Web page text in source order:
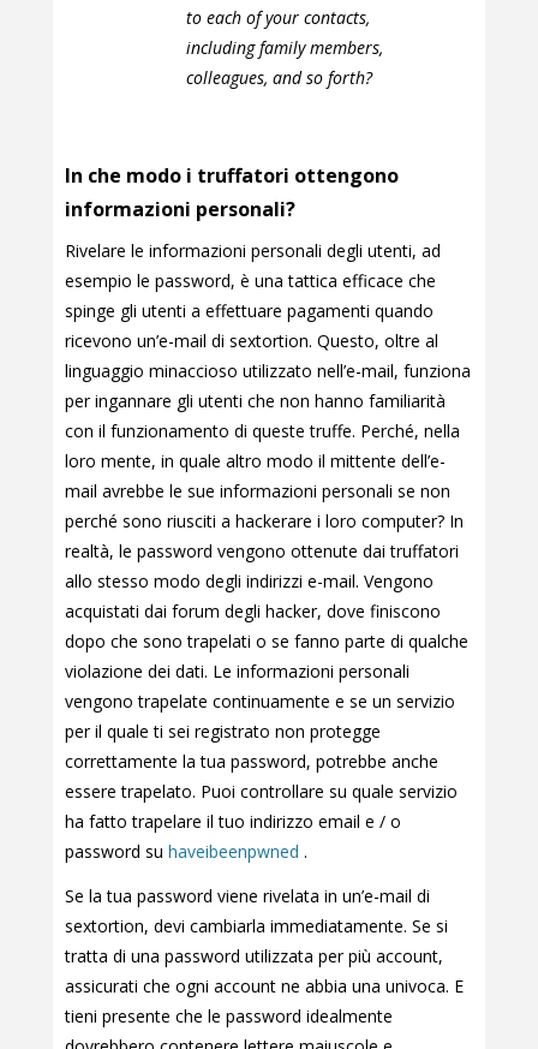
to each of your contacts,
including family members,
colleagues, and so forth?
In che modo i truffatori ottengono
informazioni personali?
Rivelare le informazioni personali degli utenti, ad
esempio le password, è una tattica efficace che
spinge gli utenti a effettuare pagamenti quando
ricevono un’e-mail di sextortion. Questo, oltre al
linguaggio minaccioso utilizzato nell’e-mail, funziona
per ingannare gli utenti che non hanno familiarità
con il funzionamento di queste truffe. Perché, nella
loro mente, in quale altro modo il mittente dell’e-
mail avrebbe le sue informazioni personali se non
perché sono riusciti a hackerare i loro computer? In
realtà, le password vengono ottenute dai truffatori
allo stesso modo degli indirizzi e-mail. Vengono
acquistati dai forum degli hacker, dove finiscono
dopo che sono trapelati o se fanno parte di qualche
violazione dei dati. Le informazioni personali
vengono trapelate continuamente e se un servizio
per il quale ti sei registrato non protegge
correttamente la tua password, potrebbe anche
essere trapelato. Puoi controllare su quale servizio
ha fatto trapelare il tuo indirizzo email e / o
password su haveibeenpwned .
Se la tua password viene rivelata in un’e-mail di
sextortion, devi cambiarla immediatamente. Se si
tratta di una password utilizzata per più account,
assicurati che ogni account ne abbia una univoca. E
tieni presente che le password idealmente